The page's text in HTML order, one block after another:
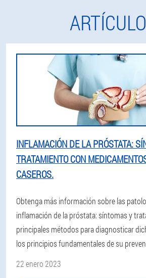
INFLAMACIÓN DE LA PRÓSTATA:
TRATAMIENTO CON
CASEROS.
Obtenga más información sobre las
inflamación de la próstata: síntomas y
principales métodos para diagnosticar
los principios fundamentales de su
22 enero 2023